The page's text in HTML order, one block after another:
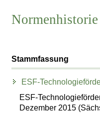
Normenhistorie
Stammfassung
ESF-
ESF-
Dezember 2015